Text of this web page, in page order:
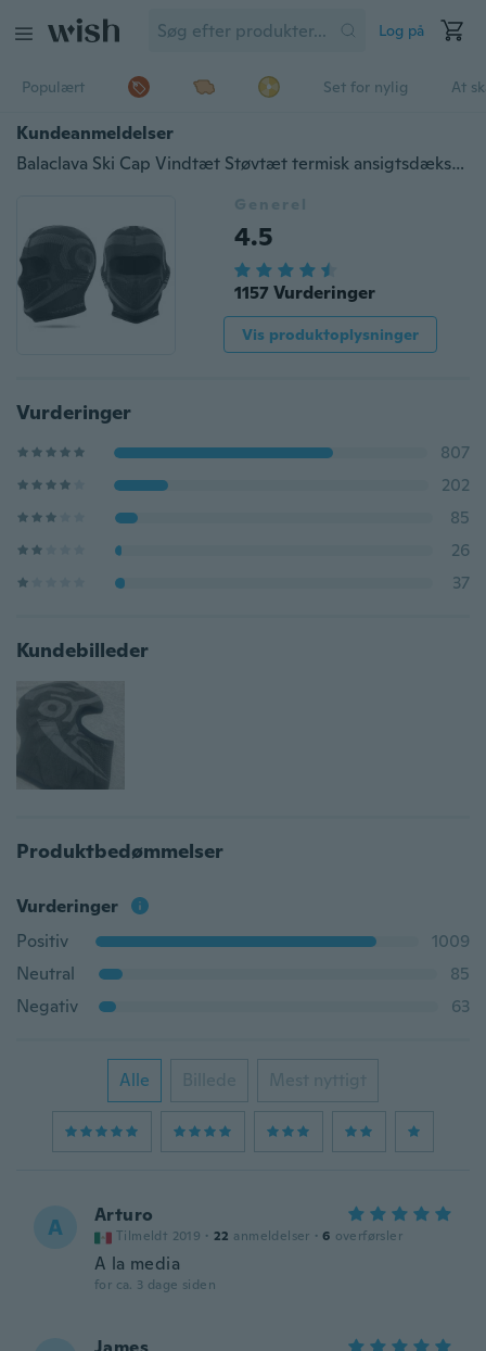
Log på
Populært Set for nylig At
Kundeanmeldelser
Balaclava Ski Cap Vindtæt Støvtæt termisk ansigtsdæksel om vinteren til skiløb Snowboarding Motorcykling til mænd Kvinder
Generel
4.5
1157 Vurderinger
Vis produktoplysninger
Vurderinger
807
202
85
26
37
Kundebilleder
Produktbedømmelser
Vurderinger
Positiv
1009
Neutral
85
Negativ
63
Alle Billede Mest nyttigt
A Arturo
Tilmeldt 2019 · 22 anmeldelser · 6 overførsler
A la media
for ca. 3 dage siden